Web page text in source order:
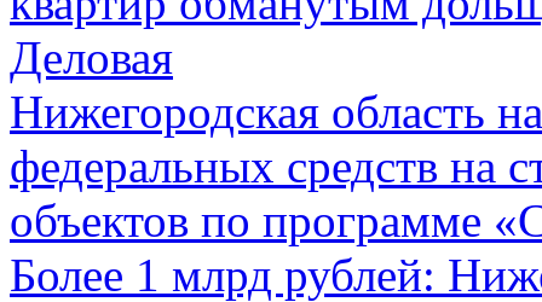
Деловая
Нижегородская область
федеральных средств на
объектов по программе
Более 1 млрд рублей: